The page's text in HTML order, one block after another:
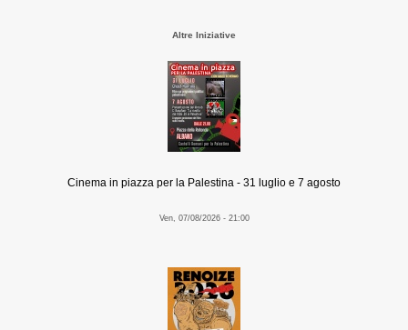
Altre Iniziative
Cinema in piazza per la Palestina - 31 luglio e 7 agosto
Ven, 07/08/2026 - 21:00